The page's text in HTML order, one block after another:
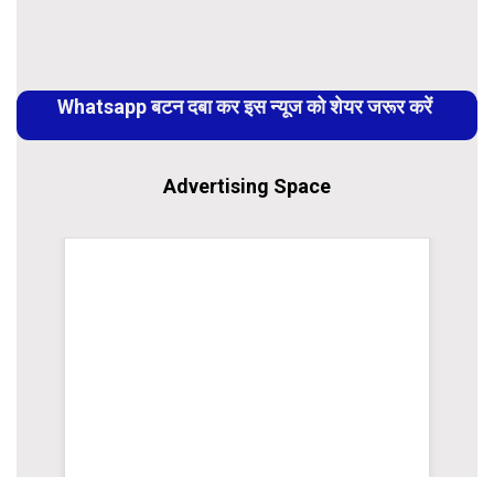
Reading
Whatsapp बटन दबा कर इस न्यूज को शेयर जरूर करें
Advertising Space